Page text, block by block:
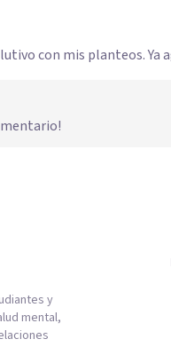
con mis planteos. Ya
y
mental,